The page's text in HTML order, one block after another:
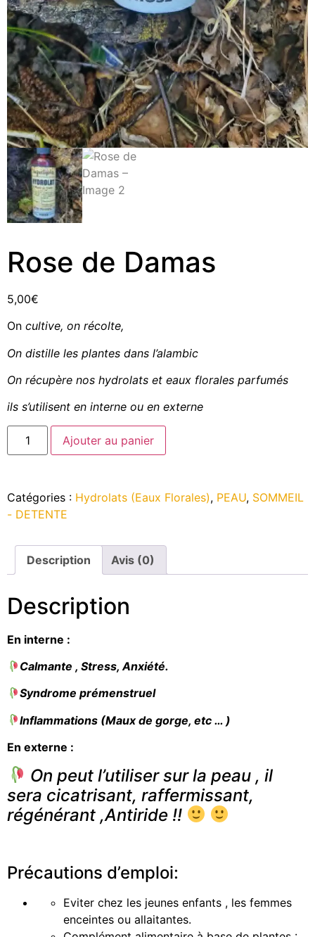
Rose de Damas
5,00€
On cultive, on récolte,
On distille les plantes dans l’alambic
On récupère nos hydrolats et eaux florales parfumés
ils s’utilisent en interne ou en externe
Ajouter au panier
Catégories : Hydrolats (Eaux Florales), PEAU, SOMMEIL
- DETENTE
Description Avis (0)
Description
En interne :
Calmante , Stress, Anxiété.
Syndrome prémenstruel
Inflammations (Maux de gorge, etc … )
En externe :
On peut l’utiliser sur la peau , il
sera cicatrisant, raffermissant,
régénérant ,Antiride !!
Précautions d’emploi:
Eviter chez les jeunes enfants , les femmes
enceintes ou allaitantes.